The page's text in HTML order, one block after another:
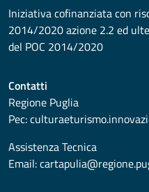
Iniziativa cofinanziata con
2014/2020 azione 2.2 ed
del POC 2014/2020
Contatti
Regione Puglia
Pec:
Assistenza Tecnica
Email: